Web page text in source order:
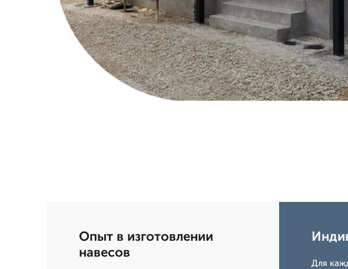
Опыт в изготовлении
навесов
Для